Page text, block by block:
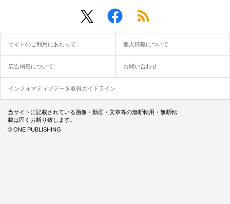
サイトのご利用にあたって 個人情報について
広告掲載について お問い合わせ
インフォマティブデータ取得ガイドライン
当サイトに記載されている画像・動画・文章等の無断転用・無断転
載は固くお断り致します。
© ONE PUBLISHING